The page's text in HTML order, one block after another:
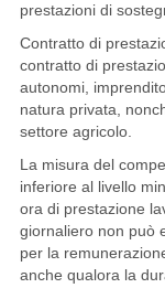
prestazioni di
Contratto di
contratto di
autonomi,
natura privata,
settore agricolo.
La misura del
inferiore al livello
ora di prestazione
giornaliero non può
per la
anche qualora la